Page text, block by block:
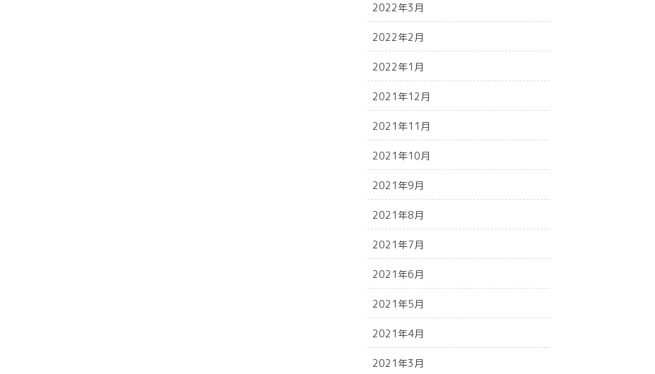
2022年3月
2022年2月
2022年1月
2021年12月
2021年11月
2021年10月
2021年9月
2021年8月
2021年7月
2021年6月
2021年5月
2021年4月
2021年3月